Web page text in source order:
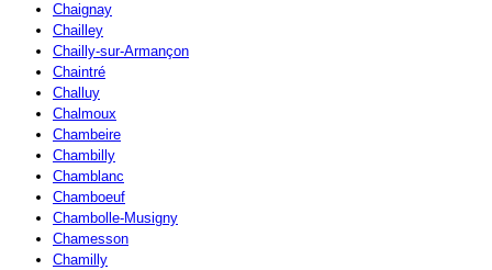
Chaignay
Chailley
Chailly-sur-Armançon
Chaintré
Challuy
Chalmoux
Chambeire
Chambilly
Chamblanc
Chamboeuf
Chambolle-Musigny
Chamesson
Chamilly